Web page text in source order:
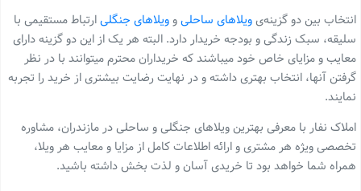
انتخاب بین دو‌ گزینه‌یویلاهای ساحلیو ویلاهای جنگلیارتباط مستقیمی با
سلیقه، سبک زندگی و بودجه خریدار دارد. البته هر یک از این دو‌ گزینه دارای
معایب و مزایای خاص خود میباشند که خریداران محترم میتوانند با در نظر
گرفتن آنها، انتخاب بهتری داشته و در نهایت رضایت بیشتری از خرید را تجربه
نمایند.
املاک نفار با معرفی بهترین ویلاهای جنگلی و ساحلی در مازندران، مشاوره
تخصصی ویژه هر مشتری و ارائه اطلاعات کامل از مزایا و معایب هر ویلا،
همراه شما خواهد بود تا خریدی آسان و لذت بخش داشته باشید.